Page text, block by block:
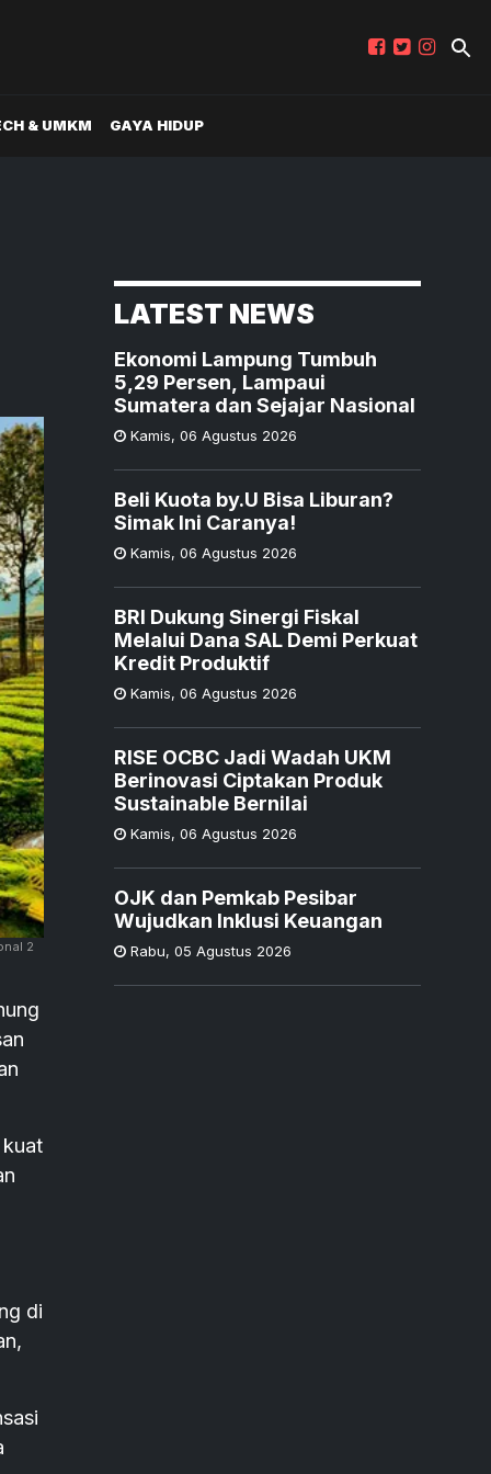
& UMKM GAYA HIDUP
2
di
LATEST NEWS
Ekonomi Lampung Tumbuh
5,29 Persen, Lampaui
Sumatera dan Sejajar Nasional
Kamis, 06 Agustus 2026
Beli Kuota by.U Bisa Liburan?
Simak Ini Caranya!
Kamis, 06 Agustus 2026
BRI Dukung Sinergi Fiskal
Melalui Dana SAL Demi Perkuat
Kredit Produktif
Kamis, 06 Agustus 2026
RISE OCBC Jadi Wadah UKM
Berinovasi Ciptakan Produk
Sustainable Bernilai
Kamis, 06 Agustus 2026
OJK dan Pemkab Pesibar
Wujudkan Inklusi Keuangan
Rabu, 05 Agustus 2026